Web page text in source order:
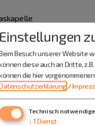
in
Einstellungen
Besuch unserer Website
diese auch an Dritte,
die hier
/
Technisch
↓ 1 Dienst